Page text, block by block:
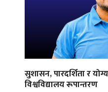
सुशासन, पारदर्शिता र
विश्वविद्यालय रूपान्तरण